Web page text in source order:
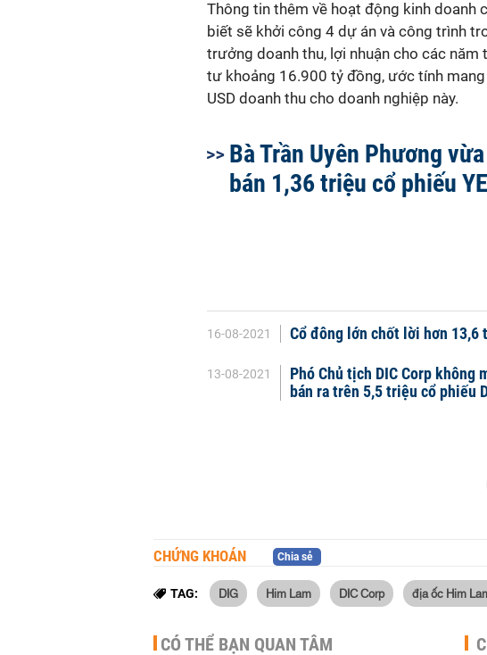
Thông tin thêm về hoạt động kinh doanh
biết sẽ khởi công 4 dự án và công trình
trưởng doanh thu, lợi nhuận cho các
tư khoảng 16.900 tỷ đồng, ước tính
USD doanh thu cho doanh nghiệp này.
Bà Trần Uyên Phương vừa
bán 1,36 triệu cổ phiếu
16-08-2021 Cổ đông lớn chốt lời hơn 13,6
13-08-2021
Phó Chủ tịch DIC Corp không
bán ra trên 5,5 triệu cổ phiếu
CHỨNG KHOÁN Chia sẻ
TAG: DIG Him Lam DIC Corp địa ốc Him
CÓ THỂ BẠN QUAN TÂM